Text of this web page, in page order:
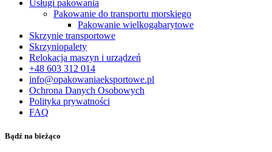
Usługi pakowania
Pakowanie do transportu morskiego
Pakowanie wielkogabarytowe
Skrzynie transportowe
Skrzyniopalety
Relokacja maszyn i urządzeń
+48 603 312 014
info@opakowaniaeksportowe.pl
Ochrona Danych Osobowych
Polityka prywatności
FAQ
Bądź na bieżąco